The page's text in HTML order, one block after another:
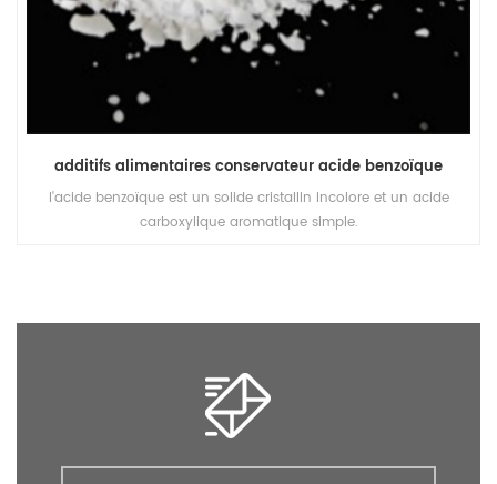
additifs alimentaires conservateur acide benzoïque
l'acide benzoïque est un solide cristallin incolore et un acide
carboxylique aromatique simple.